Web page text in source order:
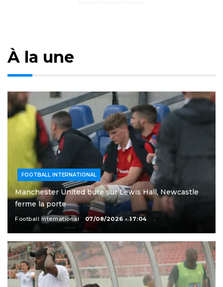
À la une
FOOTBALL INTERNATIONAL
Manchester United bute sur Lewis Hall, Newcastle
ferme la porte
Football International 07/08/2026 - 17:04